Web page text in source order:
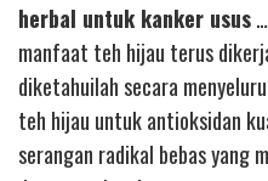
herbal untuk kanker usus
manfaat teh hijau terus
diketahuilah secara
teh hijau untuk antioksidan
serangan radikal bebas yang